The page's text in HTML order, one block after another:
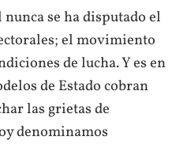
se ha disputado el
el movimiento
de lucha. Y es en
de Estado cobran
las grietas de
denominamos